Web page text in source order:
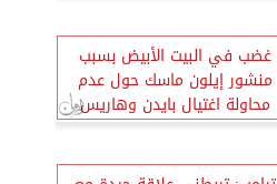
غضب في البيت الأبيض بسبب
منشور إيلون ماسك حول عدم
محاولة اغتيال بايدن وهاريس
مثلما حدث لـ ترامب